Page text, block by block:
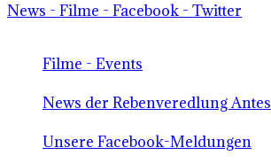
News - Filme - Facebook - Twitter
Filme - Events
News der Rebenveredlung Antes
Unsere Facebook-Meldungen